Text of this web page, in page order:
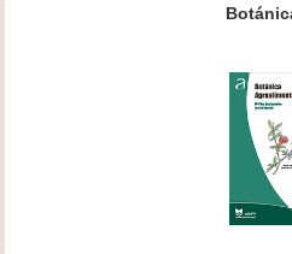
Botánica Agroalimentaria
IVA